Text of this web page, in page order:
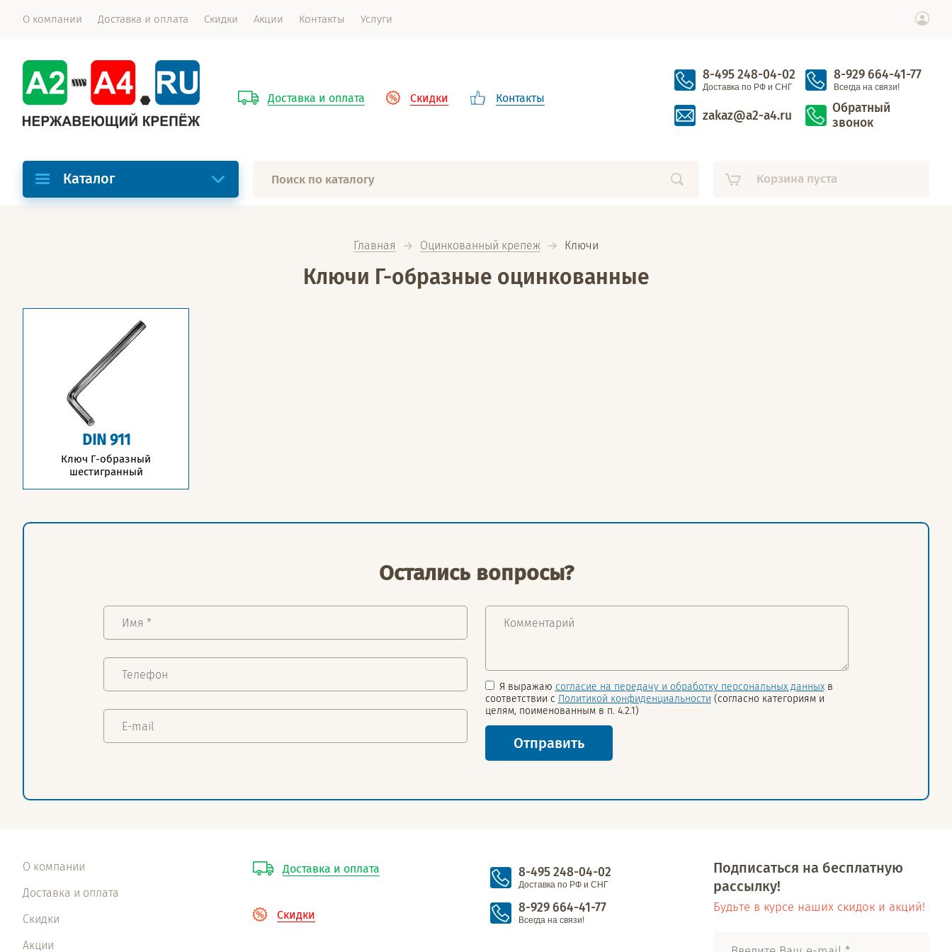
О компании Доставка и оплата Скидки Акции Контакты Услуги
Доставка и оплата Скидки Контакты
8-495 248-04-02
Доставка по РФ и СНГ
8-929 664-41-77
Всегда на связи!
zakaz@a2-a4.ru
Обратный
звонок
Каталог Корзина пуста
Главная Оцинкованный крепеж
  Ключи
Ключи Г-образные оцинкованные
DIN 911
Ключ Г-образный
шестигранный
Остались вопросы?
Я выражаю согласие на передачу и обработку персональных данныхв
соответствии с Политикой конфиденциальности (согласно категориям и
целям, поименованным в п. 4.2.1)
Отправить
О компании
Доставка и оплата
Скидки
Акции
Доставка и оплата
Скидки
8-495 248-04-02
Доставка по РФ и СНГ
8-929 664-41-77
Всегда на связи!
Подписаться на бесплатную
рассылку!
Будьте в курсе наших скидок и акций!